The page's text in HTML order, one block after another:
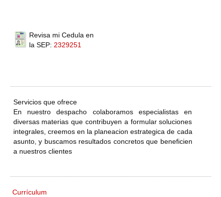
Revisa mi Cedula en
la SEP: 2329251
Servicios que ofrece
En nuestro despacho colaboramos especialistas en
diversas materias que contribuyen a formular soluciones
integrales, creemos en la planeacion estrategica de cada
asunto, y buscamos resultados concretos que beneficien
a nuestros clientes
Currículum